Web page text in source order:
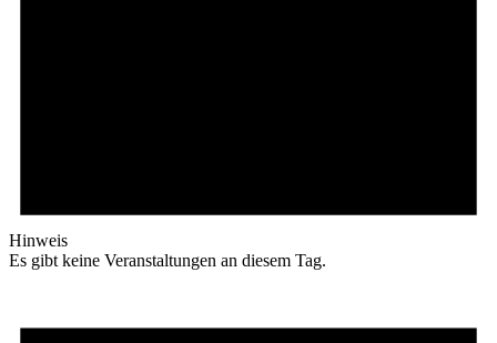
Hinweis
Es gibt keine Veranstaltungen an diesem Tag.